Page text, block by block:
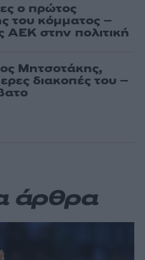
ο πρώτος
του κόμματος –
ΑΕΚ στην πολιτική
Μητσοτάκης,
διακοπές του –
άρθρα